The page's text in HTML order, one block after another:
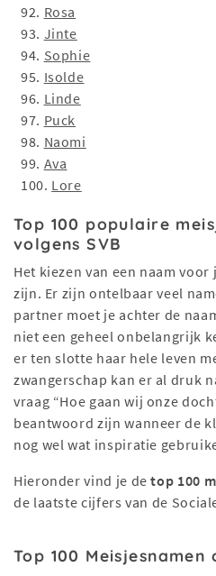
92. Rosa
93. Jinte
94. Sophie
95. Isolde
96. Linde
97. Puck
98. Naomi
99. Ava
100. Lore
Top 100 populaire
volgens SVB
Het kiezen van een naam
zijn. Er zijn ontelbaar veel
partner moet je achter de
niet een geheel onbelangrijk
er ten slotte haar hele leven
zwangerschap kan er al druk
vraag “Hoe gaan wij onze
beantwoord zijn wanneer de
nog wel wat inspiratie
Hieronder vind je detop 100
de laatste cijfers van de
Top 100 Meisjesnamen